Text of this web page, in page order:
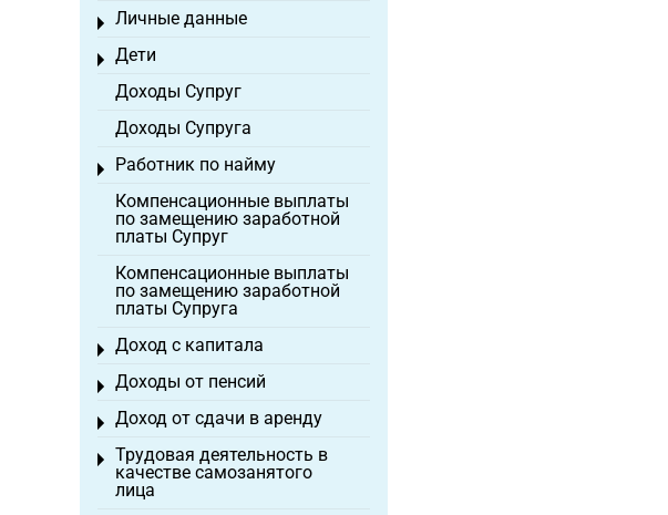
Личные данные
Toggle menu
Дети
Toggle menu
Доходы Супруг
Доходы Супруга
Работник по найму
Toggle menu
Компенсационные выплаты
по замещению заработной
платы Супруг
Компенсационные выплаты
по замещению заработной
платы Супруга
Доход с капитала
Toggle menu
Доходы от пенсий
Toggle menu
Доход от сдачи в аренду
Toggle menu
Трудовая деятельность в
качестве самозанятого
лица
Toggle menu